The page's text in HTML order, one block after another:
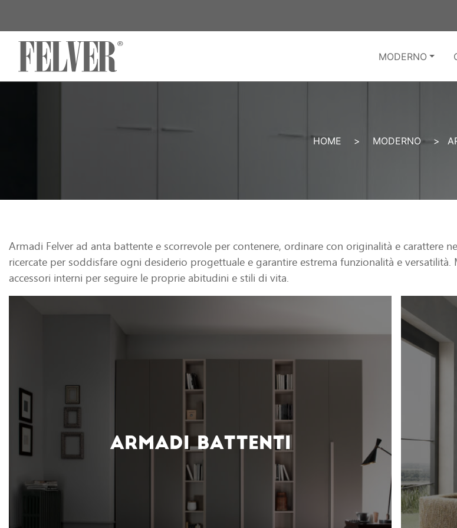
content
MODERNO
HOME > MODERNO >
Armadi Felver ad anta battente e scorrevole per contenere, ordinare con originalità e carattere
ricercate per soddisfare ogni desiderio progettuale e garantire estrema funzionalità e
accessori interni per seguire le proprie abitudini e stili di vita.
ARMADI BATTENTI